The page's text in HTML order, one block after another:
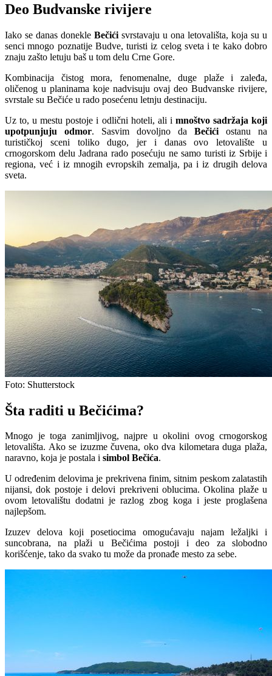
Deo Budvanske rivijere
Iako se danas donekle Bečići svrstavaju u ona letovališta, koja su u
senci mnogo poznatije Budve, turisti iz celog sveta i te kako dobro
znaju zašto letuju baš u tom delu Crne Gore.
Kombinacija čistog mora, fenomenalne, duge plaže i zaleđa,
oličenog u planinama koje nadvisuju ovaj deo Budvanske rivijere,
svrstale su Bečiće u rado posećenu letnju destinaciju.
Uz to, u mestu postoje i odlični hoteli, ali i mnoštvo sadržaja koji
upotpunjuju odmor. Sasvim dovoljno da Bečići ostanu na
turističkoj sceni toliko dugo, jer i danas ovo letovalište u
crnogorskom delu Jadrana rado posećuju ne samo turisti iz Srbije i
regiona, već i iz mnogih evropskih zemalja, pa i iz drugih delova
sveta.
Foto: Shutterstock
Šta raditi u Bečićima?
Mnogo je toga zanimljivog, najpre u okolini ovog crnogorskog
letovališta. Ako se izuzme čuvena, oko dva kilometara duga plaža,
naravno, koja je postala i simbol Bečića.
U određenim delovima je prekrivena finim, sitnim peskom zalatastih
nijansi, dok postoje i delovi prekriveni oblucima. Okolina plaže u
ovom letovalištu dodatni je razlog zbog koga i jeste proglašena
najlepšom.
Izuzev delova koji posetiocima omogućavaju najam ležaljki i
suncobrana, na plaži u Bečićima postoji i deo za slobodno
korišćenje, tako da svako tu može da pronađe mesto za sebe.